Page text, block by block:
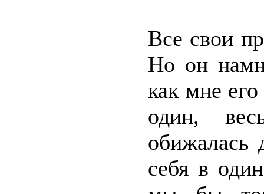
Все свои
Но он
как мне
один,
обижалась
себя в